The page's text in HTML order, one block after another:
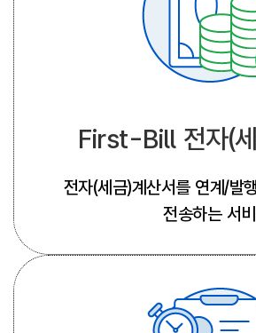
First-Bill 전자(
전자(세금)계산서를 연계/발
전송하는 서